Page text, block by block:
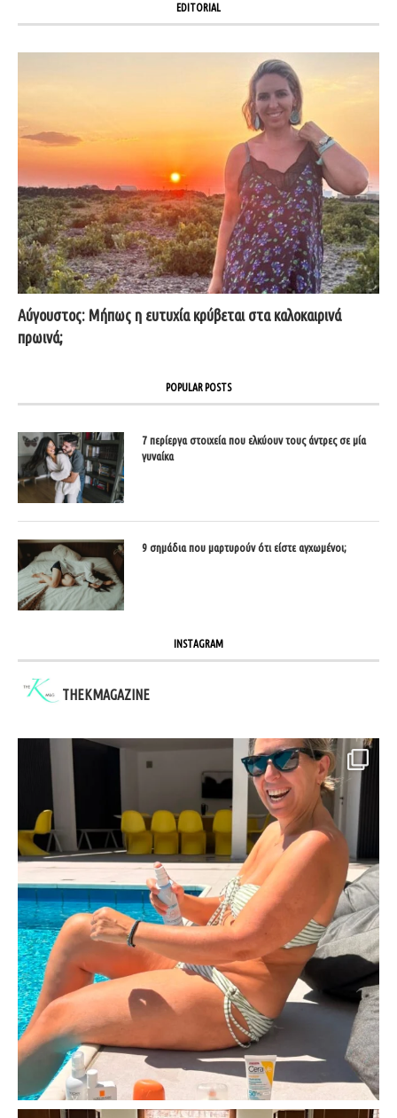
EDITORIAL
Αύγουστος: Μήπως η ευτυχία κρύβεται στα καλοκαιρινά
πρωινά;
POPULAR POSTS
7 περίεργα στοιχεία που ελκύουν τους άντρες σε μία
γυναίκα
9 σημάδια που μαρτυρούν ότι είστε αγχωμένοι;
INSTAGRAM
THEKMAGAZINE